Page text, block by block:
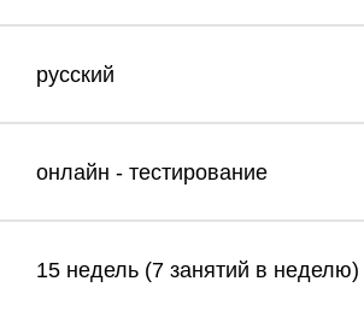
русский
онлайн - тестирование
15 недель (7 занятий в неделю)